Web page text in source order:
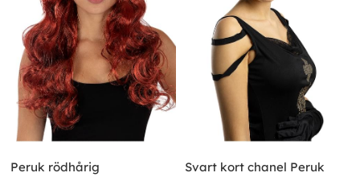
Peruk rödhårig Svart kort chanel Peruk